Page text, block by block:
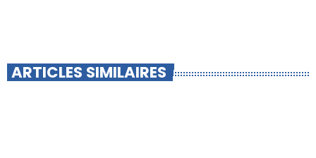
ARTICLES SIMILAIRES